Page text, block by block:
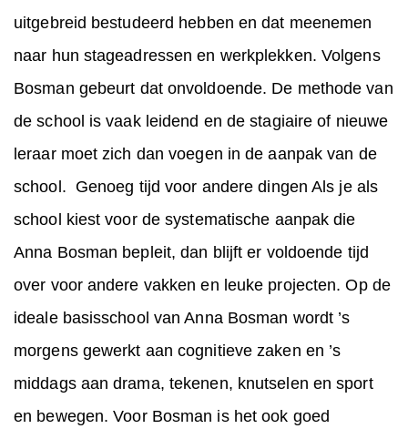
uitgebreid bestudeerd hebben en dat meenemen
naar hun stageadressen en werkplekken. Volgens
Bosman gebeurt dat onvoldoende. De methode van
de school is vaak leidend en de stagiaire of nieuwe
leraar moet zich dan voegen in de aanpak van de
school. Genoeg tijd voor andere dingen Als je als
school kiest voor de systematische aanpak die
Anna Bosman bepleit, dan blijft er voldoende tijd
over voor andere vakken en leuke projecten. Op de
ideale basisschool van Anna Bosman wordt ’s
morgens gewerkt aan cognitieve zaken en ’s
middags aan drama, tekenen, knutselen en sport
en bewegen. Voor Bosman is het ook goed